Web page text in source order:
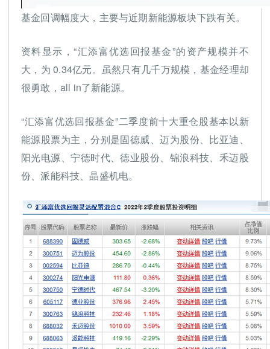
基金回调幅度大，主要与近期新能源板块下跌有关。
资料显示，“汇添富优选回报基金”的资产规模并不
大，为 0.34亿元。虽然只有几千万规模，基金经理却
很勇敢，all in了新能源。
“汇添富优选回报基金”二季度前十大重仓股基本以新
能源股票为主，分别是固德威、迈为股份、比亚迪、
阳光电源、宁德时代、德业股份、锦浪科技、禾迈股
份、派能科技、晶盛机电。